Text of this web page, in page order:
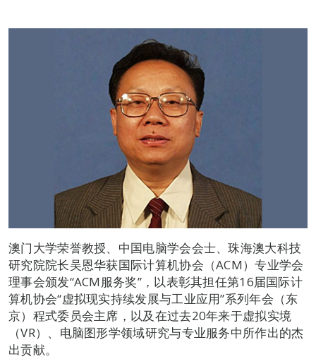
澳门大学荣誉教授、中国电脑学会会士、珠海澳大科技
研究院院长吴恩华获国际计算机协会（ACM）专业学会
理事会颁发“ACM服务奖”，以表彰其担任第16届国际计
算机协会“虚拟现实持续发展与工业应用”系列年会（东
京）程式委员会主席，以及在过去20年来于虚拟实境
（VR）、电脑图形学领域研究与专业服务中所作出的杰
出贡献。